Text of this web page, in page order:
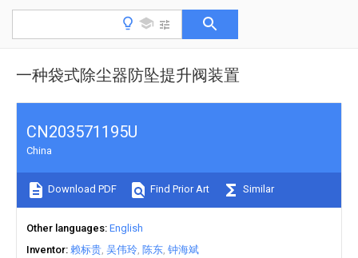
一种袋式除尘器防坠提升阀装置
CN203571195U
China
Download PDF Find Prior Art Similar
Other languages English
Inventor 赖标贵 吴伟玲 陈东 钟海斌